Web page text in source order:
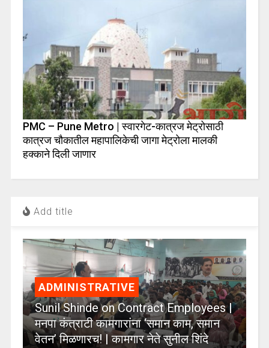
PMC – Pune Metro | स्वारगेट-कात्रज मेट्रोसाठी
कात्रज चौकातील महापालिकेची जागा मेट्रोला मालकी
हक्काने दिली जाणार
Add title
ADMINISTRATIVE
Sunil Shinde on Contract Employees |
मनपा कंत्राटी कामगारांना ‘समान काम, समान
वेतन’ मिळणारच! | कामगार नेते सुनील शिंदे